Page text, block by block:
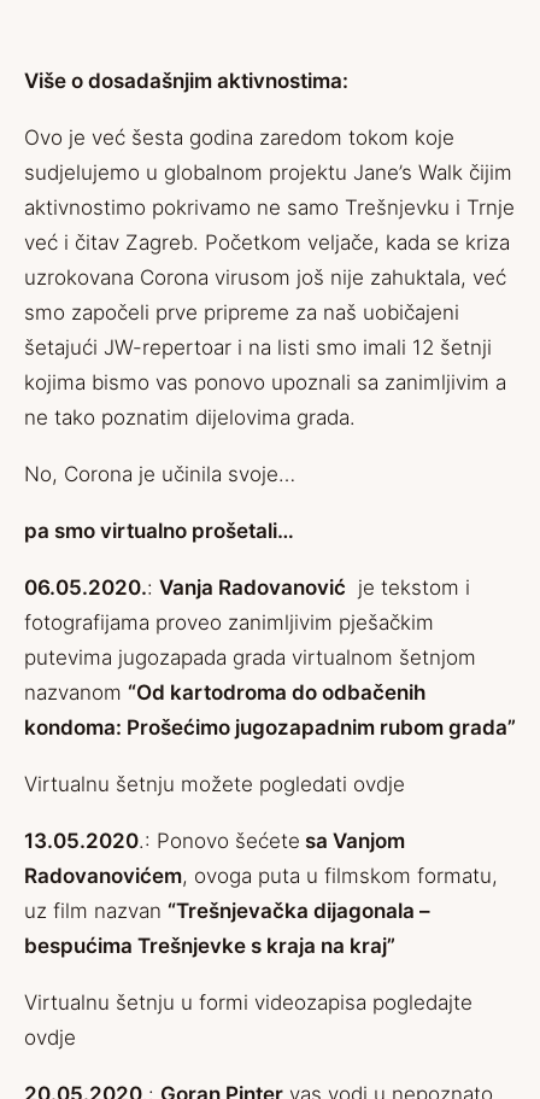
Više o dosadašnjim aktivnostima:
Ovo je već šesta godina zaredom tokom koje
sudjelujemo u globalnom projektu Jane’s Walk čijim
aktivnostimo pokrivamo ne samo Trešnjevku i Trnje
već i čitav Zagreb. Početkom veljače, kada se kriza
uzrokovana Corona virusom još nije zahuktala, već
smo započeli prve pripreme za naš uobičajeni
šetajući JW-repertoar i na listi smo imali 12 šetnji
kojima bismo vas ponovo upoznali sa zanimljivim a
ne tako poznatim dijelovima grada.
No, Corona je učinila svoje…
pa smo virtualno prošetali…
06.05.2020.: Vanja Radovanović je tekstom i
fotografijama proveo zanimljivim pješačkim
putevima jugozapada grada virtualnom šetnjom
nazvanom “Od kartodroma do odbačenih
kondoma: Prošećimo jugozapadnim rubom grada”
Virtualnu šetnju možete pogledati ovdje
13.05.2020.: Ponovo šećete sa Vanjom
Radovanovićem, ovoga puta u filmskom formatu,
uz film nazvan “Trešnjevačka dijagonala –
bespućima Trešnjevke s kraja na kraj”
Virtualnu šetnju u formi videozapisa pogledajte
ovdje
20.05.2020.: Goran Pinter vas vodi u nepoznato